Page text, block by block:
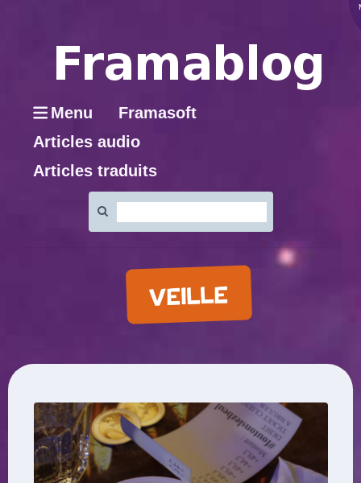
Menu
Framasoft
Articles audio
Articles traduits
:
VEILLE